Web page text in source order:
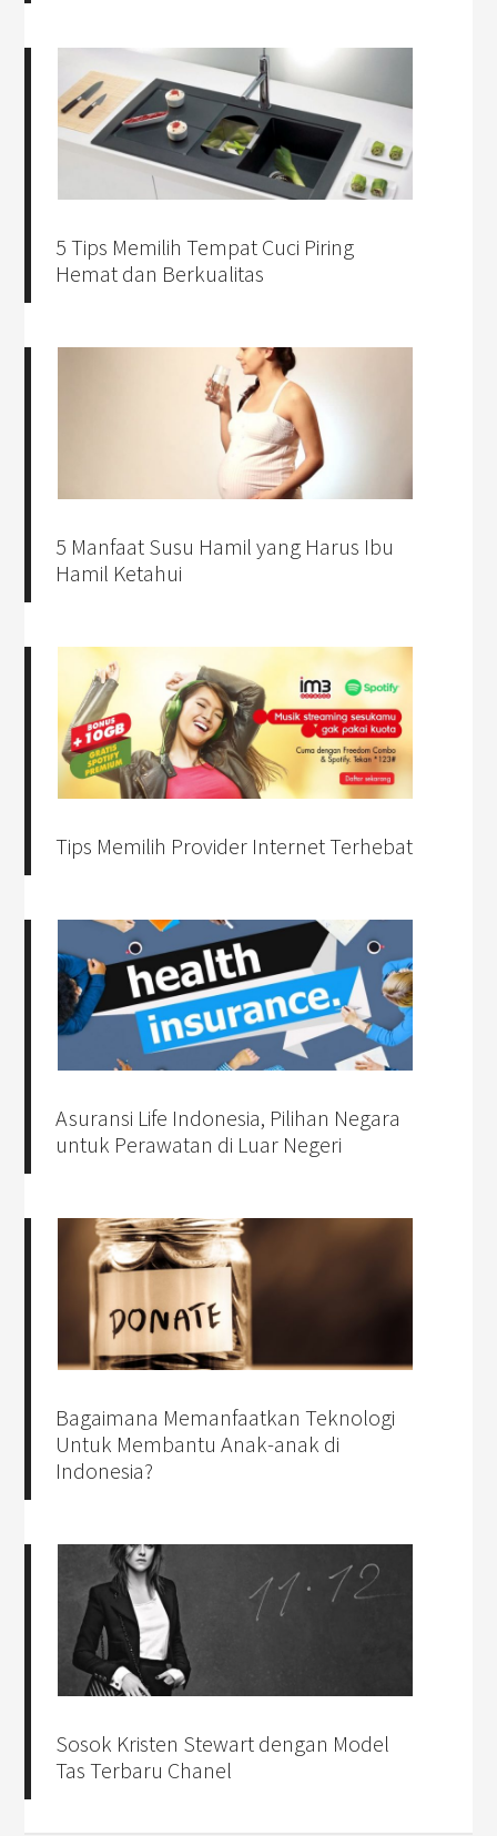
5 Tips Memilih Tempat Cuci Piring
Hemat dan Berkualitas
5 Manfaat Susu Hamil yang Harus Ibu
Hamil Ketahui
Tips Memilih Provider Internet Terhebat
Asuransi Life Indonesia, Pilihan Negara
untuk Perawatan di Luar Negeri
Bagaimana Memanfaatkan Teknologi
Untuk Membantu Anak-anak di
Indonesia?
Sosok Kristen Stewart dengan Model
Tas Terbaru Chanel